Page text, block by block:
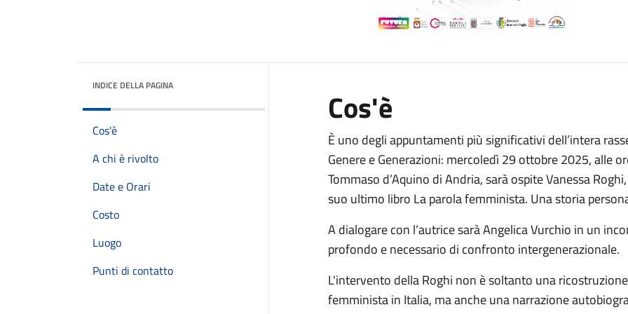
INDICE DELLA PAGINA
Cos'è
A chi è rivolto
Date e Orari
Costo
Luogo
Punti di contatto
Cos'è
È uno degli appuntamenti più significativi dell’intera
Genere e Generazioni: mercoledì 29 ottobre 2025, alle
Tommaso d’Aquino di Andria, sarà ospite Vanessa
suo ultimo libro La parola femminista. Una storia
A dialogare con l’autrice sarà Angelica Vurchio in un
profondo e necessario di confronto intergenerazionale.
L'intervento della Roghi non è soltanto una
femminista in Italia, ma anche una narrazione